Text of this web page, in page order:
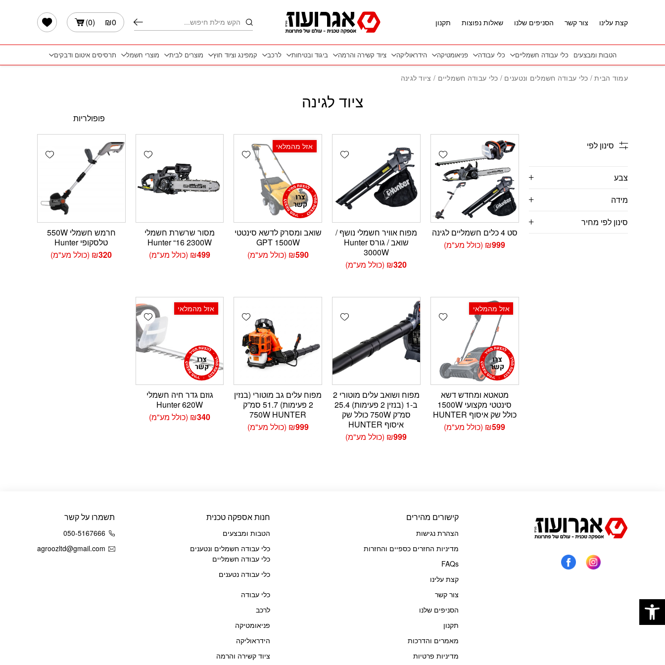
חיפוש
₪0
(
0
)
קצת עלינו
צור קשר הסניפים שלנו שאלות נפוצות תקנון
הטבות ומבצעים כלי עבודה חשמליים כלי עבודה פניאומטיקה הידראוליקה ציוד קשירה והרמה ביגוד ובטיחות לרכב קמפינג וציוד חוץ מוצרים לבית מוצרי חשמל תרסיסים איטום ודבקים
עמוד הבית/ כלי עבודה חשמלים ונטענים / כלי עבודה חשמליים / ציוד לגינה
ציוד לגינה
סינון לפי
צבע
מידה
סינון לפי מחיר
Add wishlist
סט 4 כלים חשמליים לגינה
₪999 (כולל מע"מ)
Add wishlist
מפוח אוויר חשמלי נושף /
שואב / גורס Hunter
3000W
₪320 (כולל מע"מ)
Add wishlist אזל מהמלאי
שואב ומסרק לדשא סינטטי
GPT 1500W
₪590 (כולל מע"מ)
Add wishlist
מסור שרשרת חשמלי
Hunter “16 2300W
₪499 (כולל מע"מ)
Add wishlist
חרמש חשמלי 550W
טלסקופי Hunter
₪320 (כולל מע"מ)
Add wishlist אזל מהמלאי
מטאטא ומחדש דשא
סינטטי מקצועי 1500W
כולל שק איסוף HUNTER
₪599 (כולל מע"מ)
Add wishlist
מפוח ושואב עלים מוטורי 2
ב-1 (בנזין 2 פעימות) 25.4
סמ”ק 750W כולל שק
איסוף HUNTER
₪999 (כולל מע"מ)
Add wishlist
מפוח עלים גב מוטורי (בנזין
2 פעימות) 51.7 סמ”ק
750W HUNTER
₪999 (כולל מע"מ)
Add wishlist אזל מהמלאי
גוזם גדר חיה חשמלי
Hunter 620W
₪340 (כולל מע"מ)
קישורים מהירים
הצהרת נגישות
מדיניות החזרים כספיים והחזרות
FAQs
קצת עלינו
צור קשר
הסניפים שלנו
תקנון
מאמרים והדרכות
מדיניות פרטיות
חנות אספקה טכנית
הטבות ומבצעים
כלי עבודה חשמלים ונטענים
כלי עבודה חשמליים
כלי עבודה נטענים
כלי עבודה
לרכב
פניאומטיקה
הידראוליקה
ציוד קשירה והרמה
תשמרו על קשר
050-5167666
agroozltd@gmail.com
פתח סרגל נגישות